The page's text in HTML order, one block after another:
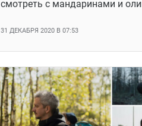
смотреть с мандаринами и
31 ДЕКАБРЯ 2020 В 07:53